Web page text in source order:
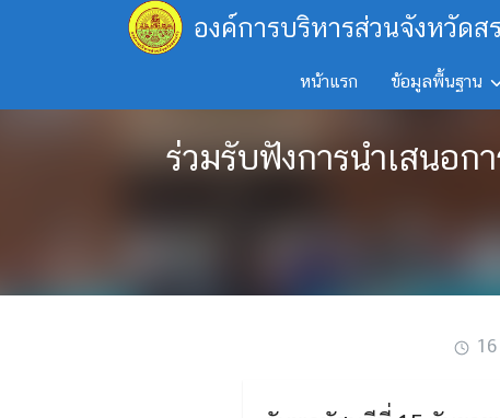
องค์การบริหารส่วนจังหวัดส
หน้าแรก ข้อมูลพื้นฐาน
ร่วมรับฟังการนำเสนอก